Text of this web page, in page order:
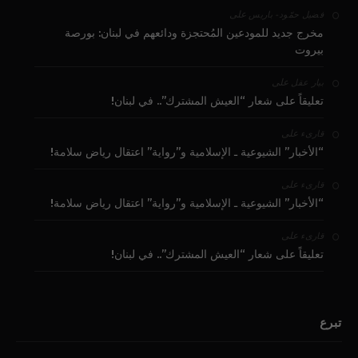
فضيل حمّود - باريس على
مخرج جديد للمودعين المُحتجزة ودائعهم في لبنان: بورصة
بيروت
بيار عقل على
تعليقاً على شعار “العيش المشترك”.. في لبنان!
قارىء على
“الأخبار” الشيوعية ـ الإسلامية و”رواية” اعتقال رياض سلامة!
قارىء على
“الأخبار” الشيوعية ـ الإسلامية و”رواية” اعتقال رياض سلامة!
قارىء على
تعليقاً على شعار “العيش المشترك”.. في لبنان!
تبرع